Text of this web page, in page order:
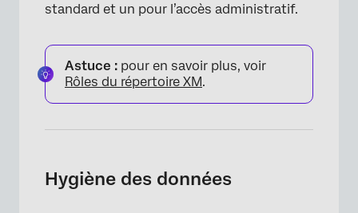
standard et un pour l’accès administratif.
Astuce : pour en savoir plus, voir
Rôles du répertoire XM.
Hygiène des données